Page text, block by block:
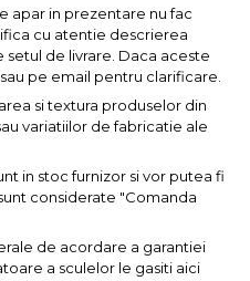
apar in prezentare nu fac
cu atentie descrierea
de livrare. Daca aceste
pe email pentru clarificare.
si textura produselor din
variatiilor de fabricatie ale
in stoc furnizor si vor putea fi
considerate "Comanda
de acordare a garantiei
a sculelor le gasiti aici